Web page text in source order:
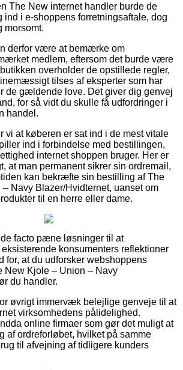
The New internet handler burde de
i e-shoppens forretningsaftale, dog
morsomt.
derfor være at bemærke om
medlem, eftersom det burde være
overholder de opstillede regler,
tilses af eksperter som har
de gældende love. Det giver dig genvej
for så vidt du skulle få udfordringer i
handel.
vi at køberen er sat ind i de mest vitale
ind i forbindelse med bestillingen,
internet shoppen bruger. Her er
at man permanent sikrer sin ordremail,
kan bekræfte sin bestilling af The
Navy Blazer/Hvidternet, uanset om
til en herre eller dame.
facto pæne løsninger til at
konsumenters reflektioner
for, at du udforsker webshoppens
New Kjole – Union – Navy
du handler.
øvrigt immervæk belejlige genveje til at
virksomhedens pålidelighed.
online firmaer som gør det muligt at
af ordreforløbet, hvilket på samme
til afvejning af tidligere kunders